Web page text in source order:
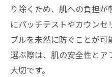
り除くため、肌への負担
にパッチテストやカウン
ブルを未然に防ぐことが可
選ぶ際は、肌の安全性と
大切です。